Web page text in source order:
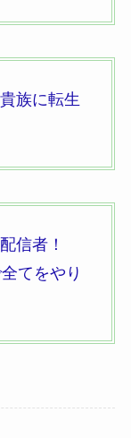
族に転生
信者！
てをやり